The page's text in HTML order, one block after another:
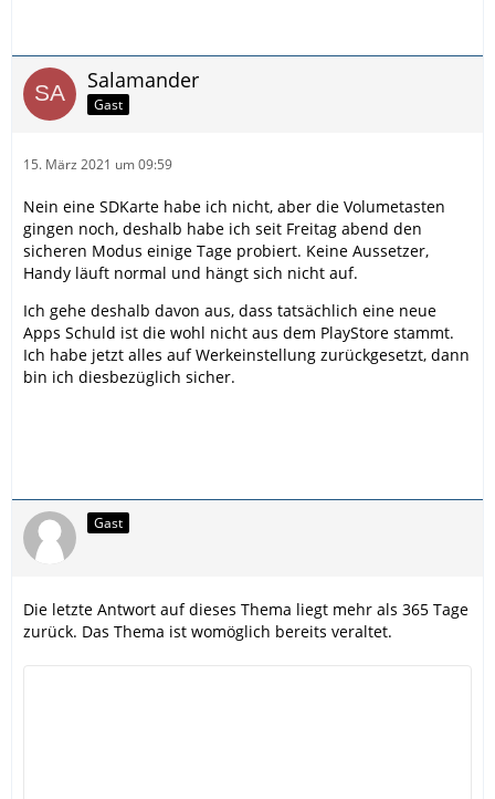
Salamander
Gast
15. März 2021 um 09:59
Nein eine SDKarte habe ich nicht, aber die Volumetasten
gingen noch, deshalb habe ich seit Freitag abend den
sicheren Modus einige Tage probiert. Keine Aussetzer,
Handy läuft normal und hängt sich nicht auf.
Ich gehe deshalb davon aus, dass tatsächlich eine neue
Apps Schuld ist die wohl nicht aus dem PlayStore stammt.
Ich habe jetzt alles auf Werkeinstellung zurückgesetzt, dann
bin ich diesbezüglich sicher.
Gast
Die letzte Antwort auf dieses Thema liegt mehr als 365 Tage
zurück. Das Thema ist womöglich bereits veraltet.